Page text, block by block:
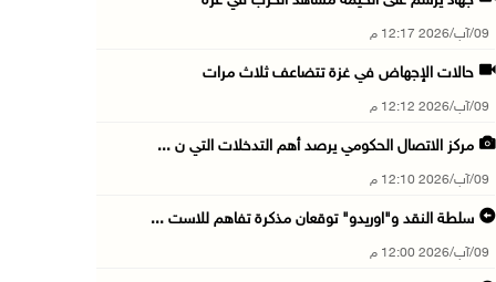
09/آب/2026 12:17 م
حالات الإجهاض في غزة تتضاعف ثلاث مرات
09/آب/2026 12:12 م
مركز الاتصال الحكومي يرصد أهم التدخلات التي ن ...
09/آب/2026 12:10 م
سلطة النقد و"اوريدو" توقعان مذكرة تفاهم للاست ...
09/آب/2026 12:00 م